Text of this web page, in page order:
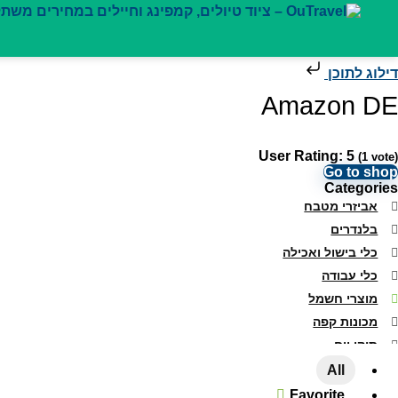
דילוג לתוכן
Amazon DE
User Rating: 5 (1 vote)
Go to shop
Categories
אביזרי מטבח
בלנדרים
כלי בישול ואכילה
כלי עבודה
מוצרי חשמל
מכונות קפה
תיקי יום
All categories
All
Favorite